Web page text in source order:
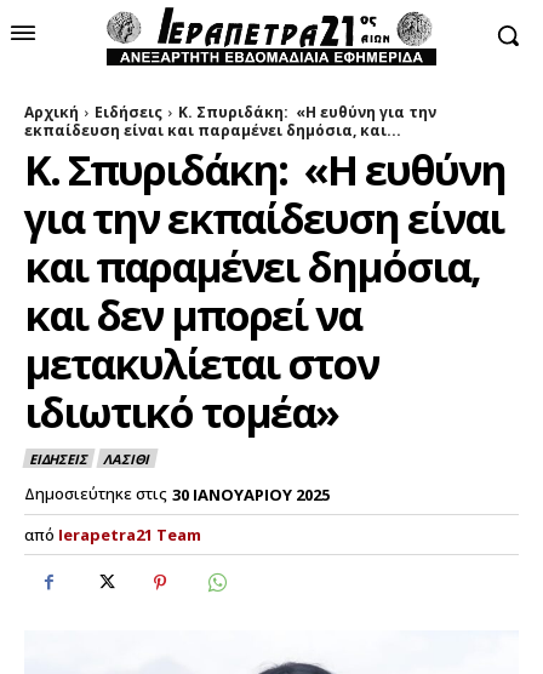
Αρχική Ειδήσεις
Κ. Σπυριδάκη: «Η ευθύνη για την
εκπαίδευση είναι και παραμένει δημόσια, και...
Κ. Σπυριδάκη: «Η ευθύνη
για την εκπαίδευση είναι
και παραμένει δημόσια,
και δεν μπορεί να
μετακυλίεται στον
ιδιωτικό τομέα»
ΕΙΔΗΣΕΙΣ ΛΑΣΙΘΙ
Δημοσιεύτηκε στις 30 ΙΑΝΟΥΑΡΙΟΥ 2025
από Ierapetra21 Team